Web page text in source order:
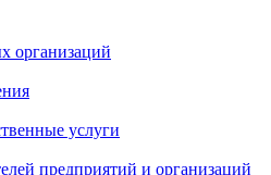
организаций
услуги
предприятий и организаций